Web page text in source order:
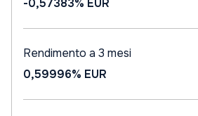
-0,57383% EUR
Rendimento a 3 mesi
0,59996% EUR